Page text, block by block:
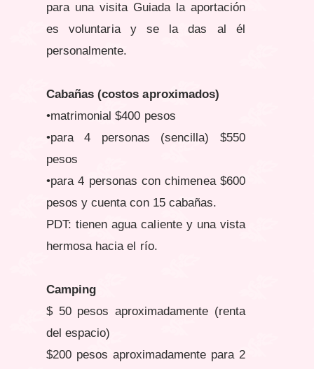
para una visita Guiada la aportación
es voluntaria y se la das al él
personalmente.
Cabañas (costos aproximados)
•matrimonial $400 pesos
•para 4 personas (sencilla) $550
pesos
•para 4 personas con chimenea $600
pesos y cuenta con 15 cabañas.
PDT: tienen agua caliente y una vista
hermosa hacia el río.
Camping
$ 50 pesos aproximadamente (renta
del espacio)
$200 pesos aproximadamente para 2